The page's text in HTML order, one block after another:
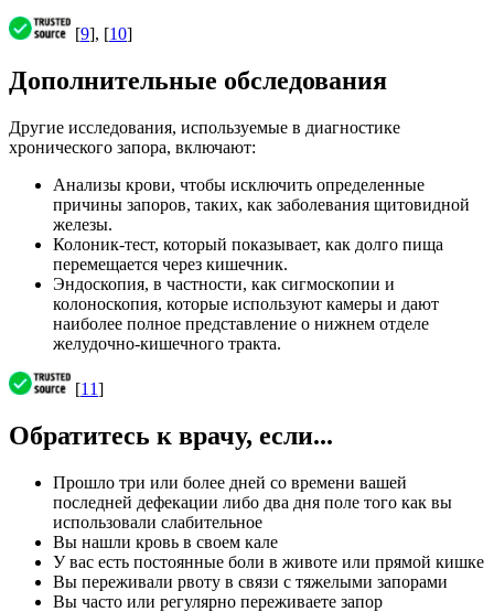
[9], [10]
Дополнительные обследования
Другие исследования, используемые в диагностике
хронического запора, включают:
Анализы крови, чтобы исключить определенные
причины запоров, таких, как заболевания щитовидной
железы.
Колоник-тест, который показывает, как долго пища
перемещается через кишечник.
Эндоскопия, в частности, как сигмоскопии и
колоноскопия, которые используют камеры и дают
наиболее полное представление о нижнем отделе
желудочно-кишечного тракта.
[11]
Обратитесь к врачу, если...
Прошло три или более дней со времени вашей
последней дефекации либо два дня поле того как вы
использовали слабительное
Вы нашли кровь в своем кале
У вас есть постоянные боли в животе или прямой кишке
Вы переживали рвоту в связи с тяжелыми запорами
Вы часто или регулярно переживаете запор